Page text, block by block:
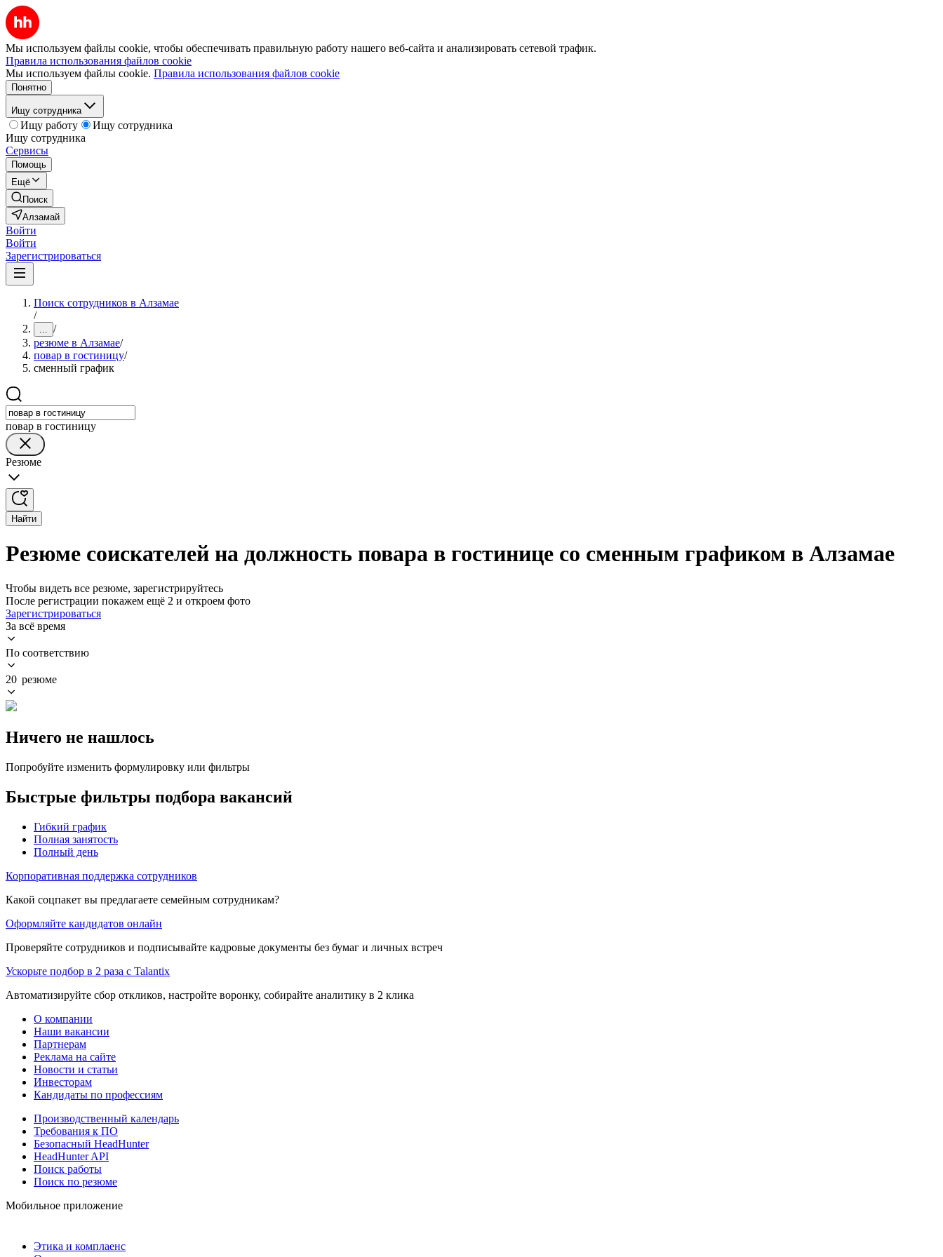
Мы используем файлы cookie, чтобы обеспечивать правильную работу нашего веб-сайта и анализировать сетевой трафик.
Правила использования файлов cookie
Мы используем файлы cookie. Правила использования файлов cookie
Понятно
Ищу сотрудника
Ищу работу
Ищу сотрудника
Ищу сотрудника
Сервисы
Помощь
Ещё
Поиск
Алзамай
Войти
Войти
Зарегистрироваться
Поиск сотрудников в Алзамае
/
... /
резюме в Алзамае/
повар в гостиницу/
сменный график
повар в гостиницу
Резюме
Найти
Резюме соискателей на должность повара в гостинице со сменным графиком в Алзамае
Чтобы видеть все резюме, зарегистрируйтесь
После регистрации покажем ещё 2 и откроем фото
Зарегистрироваться
За всё время
По соответствию
20 резюме
Ничего не нашлось
Попробуйте изменить формулировку или фильтры
Быстрые фильтры подбора вакансий
Гибкий график
Полная занятость
Полный день
Корпоративная поддержка сотрудников
Какой соцпакет вы предлагаете семейным сотрудникам?
Оформляйте кандидатов онлайн
Проверяйте сотрудников и подписывайте кадровые документы без бумаг и личных встреч
Ускорьте подбор в 2 раза с Talantix
Автоматизируйте сбор откликов, настройте воронку, собирайте аналитику в 2 клика
О компании
Наши вакансии
Партнерам
Реклама на сайте
Новости и статьи
Инвесторам
Кандидаты по профессиям
Производственный календарь
Требования к ПО
Безопасный HeadHunter
HeadHunter API
Поиск работы
Поиск по резюме
Мобильное приложение
Этика и комплаенс